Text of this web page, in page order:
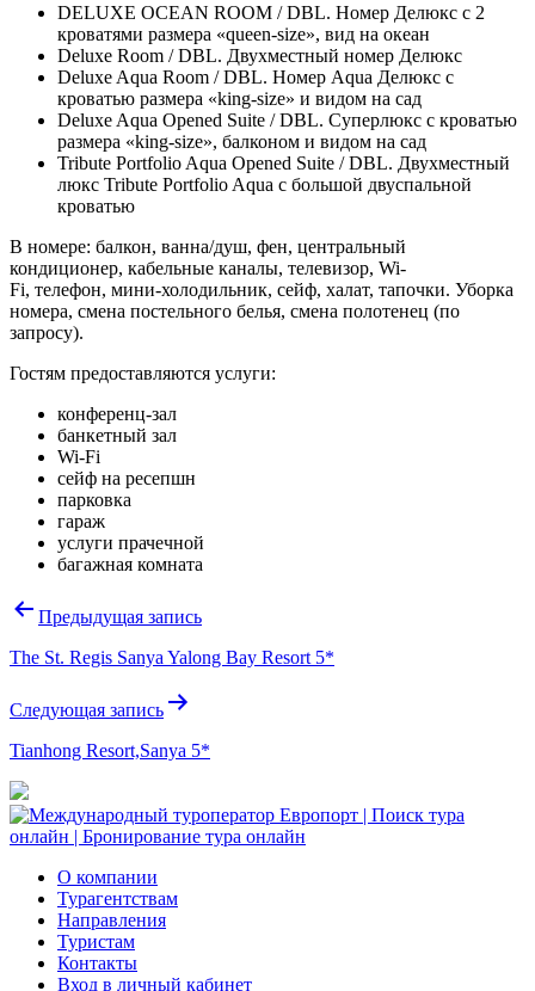
DELUXE OCEAN ROOM / DBL. Номер Делюкс с 2
кроватями размера «queen-size», вид на океан
Deluxe Room / DBL. Двухместный номер Делюкс
Deluxe Aqua Room / DBL. Номер Aqua Делюкс с
кроватью размера «king-size» и видом на сад
Deluxe Aqua Opened Suite / DBL. Суперлюкс с кроватью
размера «king-size», балконом и видом на сад
Tribute Portfolio Aqua Opened Suite / DBL. Двухместный
люкс Tribute Portfolio Aqua с большой двуспальной
кроватью
В номере: балкон, ванна/душ, фен, центральный
кондиционер, кабельные каналы, телевизор, Wi-
Fi, телефон, мини-холодильник, сейф, халат, тапочки. Уборка
номера, смена постельного белья, смена полотенец (по
запросу).
Гостям предоставляются услуги:
конференц-зал
банкетный зал
Wi-Fi
сейф на ресепшн
парковка
гараж
услуги прачечной
багажная комната
Навигация
записям
Предыдущая запись
The St. Regis Sanya Yalong Bay Resort 5*
Следующая запись
Tianhong Resort,Sanya 5*
О компании
Турагентствам
Направления
Туристам
Контакты
Вход в личный кабинет